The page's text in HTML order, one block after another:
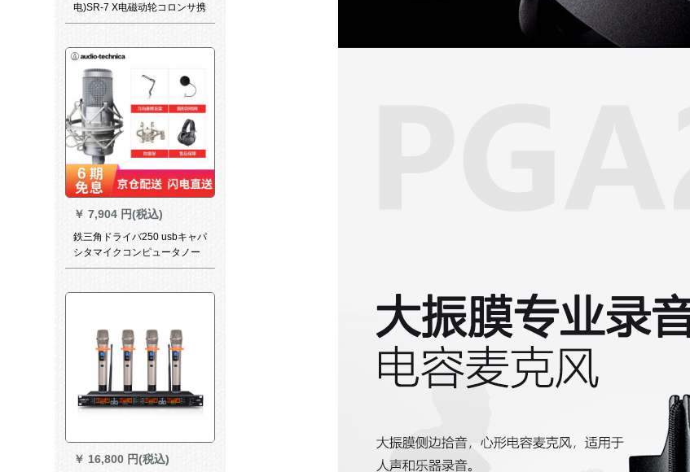
电)SR-7 X电磁动轮コロンサ携
帯帯电话PCサントドK歌生放
+SR-7 X吸血鬼セイント
￥ 7,904 円(税込)
鉄三角ドライバ250 usbキャパ
シタマイクコンピュータノー
トマイク録音歌キャスターk歌
まない】
￥ 16,800 円(税込)